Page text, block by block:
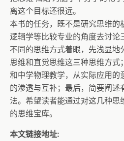
离这个目标还很远。
本书的任务，既不是研究思维的
逻辑学等比较专业的角度去讨论
不同的思维方式着眼，先浅显地
思维和直觉思维这三种思维方式
和中学物理教学，从实际应用的
的渗透与互补；最后，简要阐述
法。希望读者能通过对这几种思
的思维宝库。
本文链接地址: